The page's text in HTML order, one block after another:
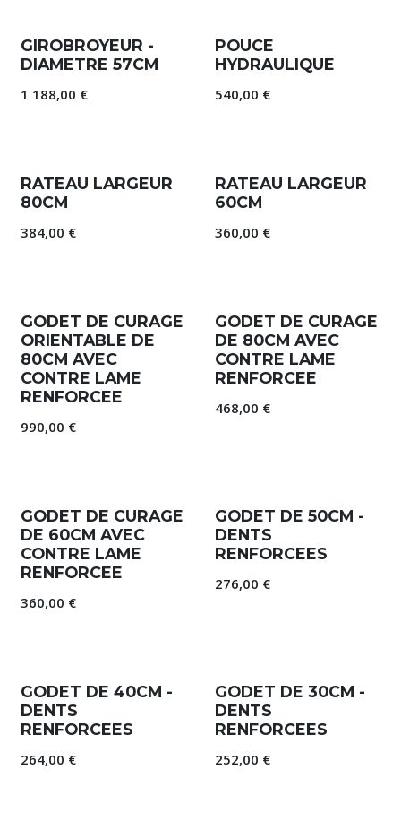
Nouveau !
GIROBROYEUR -
DIAMETRE 57CM
1 188,00 €
POUCE
HYDRAULIQUE
540,00 €
RATEAU LARGEUR
80CM
384,00 €
RATEAU LARGEUR
60CM
360,00 €
GODET DE CURAGE
ORIENTABLE DE
80CM AVEC
CONTRE LAME
RENFORCEE
990,00 €
GODET DE CURAGE
DE 80CM AVEC
CONTRE LAME
RENFORCEE
468,00 €
GODET DE CURAGE
DE 60CM AVEC
CONTRE LAME
RENFORCEE
360,00 €
GODET DE 50CM -
DENTS
RENFORCEES
276,00 €
GODET DE 40CM -
DENTS
RENFORCEES
264,00 €
GODET DE 30CM -
DENTS
RENFORCEES
252,00 €